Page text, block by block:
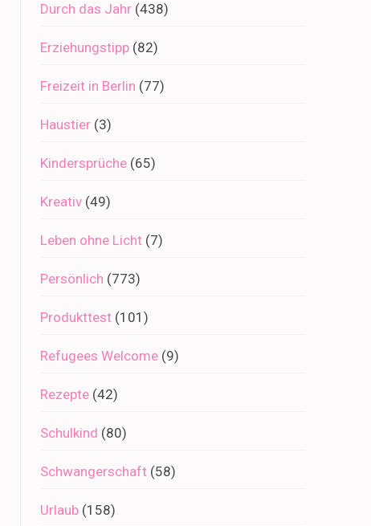
Durch das Jahr (438)
Erziehungstipp (82)
Freizeit in Berlin (77)
Haustier (3)
Kindersprüche (65)
Kreativ (49)
Leben ohne Licht (7)
Persönlich (773)
Produkttest (101)
Refugees Welcome (9)
Rezepte (42)
Schulkind (80)
Schwangerschaft (58)
Urlaub (158)